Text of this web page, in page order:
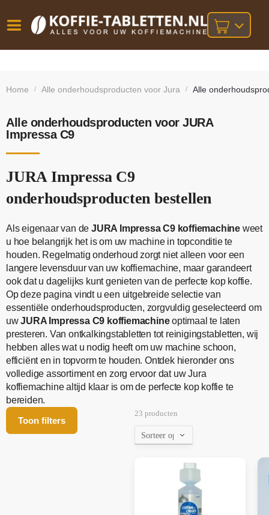
besteld,
bij orders
Home / Alle onderhoudsproducten voor Jura / Alle
Alle onderhoudsproducten voor JURA
Impressa C9
JURA Impressa C9
onderhoudsproducten bestellen
Als eigenaar van de JURA Impressa C9 koffiemachine weet
u hoe belangrijk het is om uw machine in topconditie te
houden. Regelmatig onderhoud zorgt niet alleen voor een
langere levensduur van uw koffiemachine, maar garandeert
ook dat u dagelijks kunt genieten van de perfecte kop koffie.
Op deze pagina vindt u een uitgebreide selectie van
essentiële onderhoudsproducten, zorgvuldig geselecteerd om
uwJURA Impressa C9 koffiemachineoptimaal te laten
presteren. Van ontkalkingstabletten tot reinigingstabletten, wij
hebben alles wat u nodig heeft om uw machine schoon,
efficiënt en in topvorm te houden. Ontdek hieronder ons
volledige assortiment en zorg ervoor dat uw Jura
koffiemachine altijd klaar is om de perfecte kop koffie te
bereiden.
Toon filters
23 producten